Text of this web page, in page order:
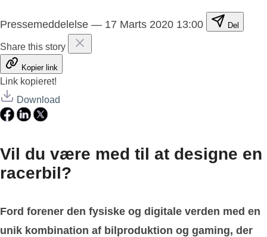
Pressemeddelelse — 17 Marts 2020 13:00 Del
Share this story
Kopier link
Link kopieret!
Download
Vil du være med til at designe en
racerbil?
Ford forener den fysiske og digitale verden med en
unik kombination af bilproduktion og gaming, der